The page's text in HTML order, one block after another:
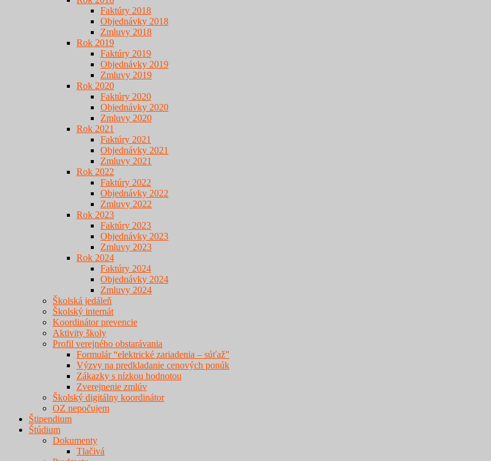
Faktúry 2018
Objednávky 2018
Zmluvy 2018
Rok 2019
Faktúry 2019
Objednávky 2019
Zmluvy 2019
Rok 2020
Faktúry 2020
Objednávky 2020
Zmluvy 2020
Rok 2021
Faktúry 2021
Objednávky 2021
Zmluvy 2021
Rok 2022
Faktúry 2022
Objednávky 2022
Zmluvy 2022
Rok 2023
Faktúry 2023
Objednávky 2023
Zmluvy 2023
Rok 2024
Faktúry 2024
Objednávky 2024
Zmluvy 2024
Školská jedáleň
Školský internát
Koordinátor prevencie
Aktivity školy
Profil verejného obstarávania
Formulár “elektrické zariadenia – súťaž”
Výzvy na predkladanie cenových ponúk
Zákazky s nízkou hodnotou
Zverejnenie zmlúv
Školský digitálny koordinátor
OZ nepočujem
Štipendium
Štúdium
Dokumenty
Tlačivá